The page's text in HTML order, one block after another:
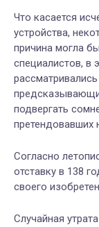
Что касается
устройства,
причина могла
специалистов, в
подвергать
претендовавших
Согласно
отставку в 138
своего
Случайная